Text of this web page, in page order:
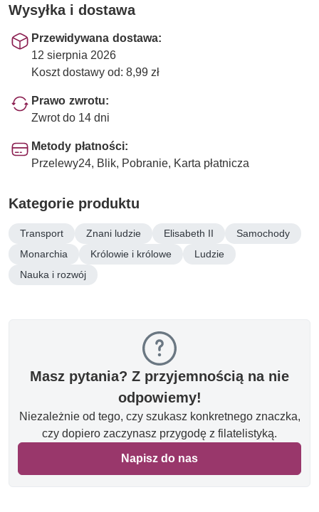
Wysyłka i dostawa
Przewidywana dostawa:
12 sierpnia 2026
Koszt dostawy od: 8,99 zł
Prawo zwrotu:
Zwrot do 14 dni
Metody płatności:
Przelewy24, Blik, Pobranie, Karta płatnicza
Kategorie produktu
Transport Znani ludzie Elisabeth II
Samochody
Monarchia
Królowie i królowe
Ludzie
Nauka i rozwój
Masz pytania? Z przyjemnością na nie
odpowiemy!
Niezależnie od tego, czy szukasz konkretnego znaczka,
czy dopiero zaczynasz przygodę z filatelistyką.
Napisz do nas